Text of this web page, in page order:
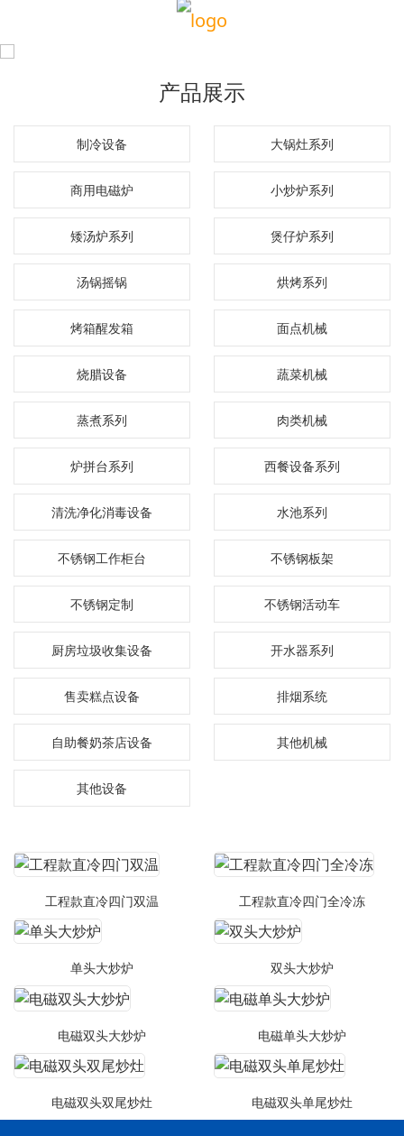
产品展示
制冷设备 大锅灶系列
商用电磁炉 小炒炉系列
矮汤炉系列 煲仔炉系列
汤锅摇锅 烘烤系列
烤箱醒发箱 面点机械
烧腊设备 蔬菜机械
蒸煮系列 肉类机械
炉拼台系列 西餐设备系列
清洗净化消毒设备 水池系列
不锈钢工作柜台 不锈钢板架
不锈钢定制 不锈钢活动车
厨房垃圾收集设备 开水器系列
售卖糕点设备 排烟系统
自助餐奶茶店设备 其他机械
其他设备
工程款直冷四门双温 工程款直冷四门全冷冻
单头大炒炉 双头大炒炉
电磁双头大炒炉 电磁单头大炒炉
电磁双头双尾炒灶 电磁双头单尾炒灶